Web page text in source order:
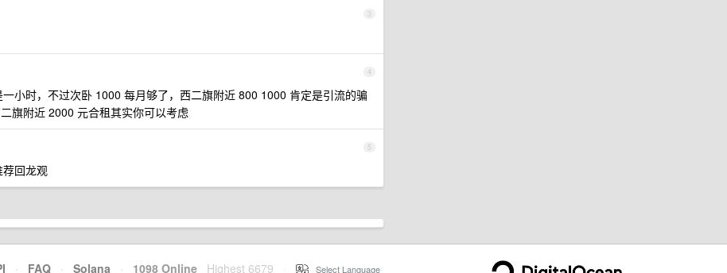
3
4
小时，不过次卧 1000 每月够了，西二旗附近 800 1000 肯定是引流的骗
旗附近 2000 元合租其实你可以考虑
5
回龙观
· FAQ · Solana · 1098 Online Highest 6679 Select Language